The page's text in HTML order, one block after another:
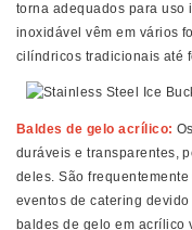
torna adequados para uso
inoxidável vêm em vários
cilíndricos tradicionais até
Baldes de gelo acrílico:
duráveis ​​e transparentes,
deles. São
eventos de catering
baldes de gelo em acrílico